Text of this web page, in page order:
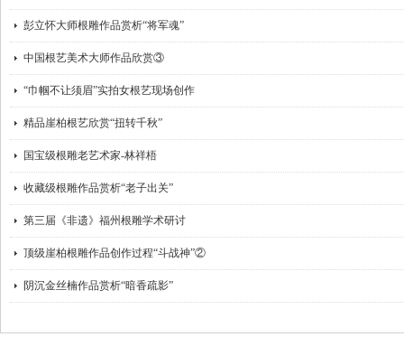
彭立怀大师根雕作品赏析“将军魂”
中国根艺美术大师作品欣赏③
“巾帼不让须眉”实拍女根艺现场创作
精品崖柏根艺欣赏“扭转千秋”
国宝级根雕老艺术家-林祥梧
收藏级根雕作品赏析“老子出关”
第三届《非遗》福州根雕学术研讨
顶级崖柏根雕作品创作过程“斗战神”②
阴沉金丝楠作品赏析“暗香疏影”